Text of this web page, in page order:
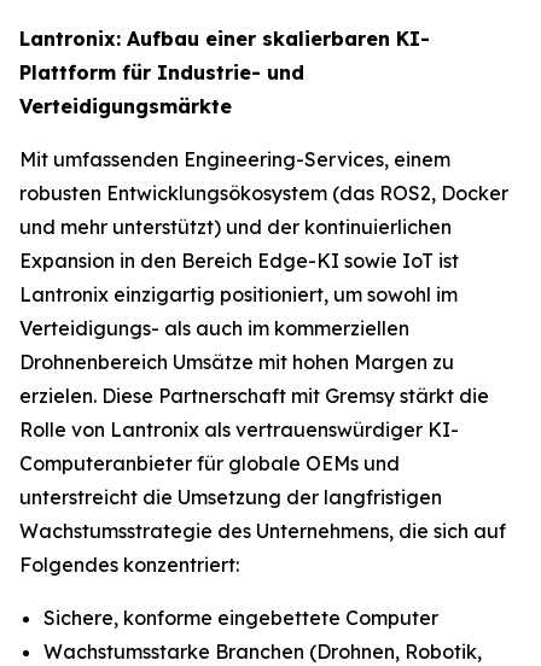
Lantronix: Aufbau einer skalierbaren KI-
Plattform für Industrie- und
Verteidigungsmärkte
Mit umfassenden Engineering-Services, einem
robusten Entwicklungsökosystem (das ROS2, Docker
und mehr unterstützt) und der kontinuierlichen
Expansion in den Bereich Edge-KI sowie IoT ist
Lantronix einzigartig positioniert, um sowohl im
Verteidigungs- als auch im kommerziellen
Drohnenbereich Umsätze mit hohen Margen zu
erzielen. Diese Partnerschaft mit Gremsy stärkt die
Rolle von Lantronix als vertrauenswürdiger KI-
Computeranbieter für globale OEMs und
unterstreicht die Umsetzung der langfristigen
Wachstumsstrategie des Unternehmens, die sich auf
Folgendes konzentriert:
Sichere, konforme eingebettete Computer
Wachstumsstarke Branchen (Drohnen, Robotik,